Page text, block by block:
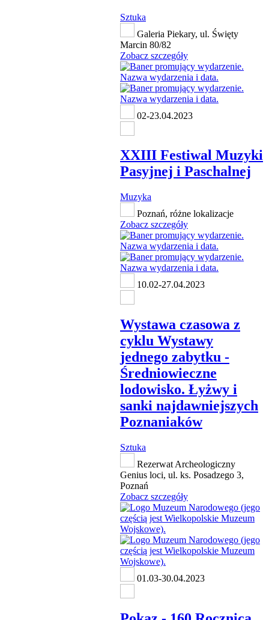
Sztuka
Galeria Piekary, ul. Święty
Marcin 80/82
Zobacz szczegóły
02-23.04.2023
XXIII Festiwal Muzyki
Pasyjnej i Paschalnej
Muzyka
Poznań, różne lokalizacje
Zobacz szczegóły
10.02-27.04.2023
Wystawa czasowa z
cyklu Wystawy
jednego zabytku -
Średniowieczne
lodowisko. Łyżwy i
sanki najdawniejszych
Poznaniaków
Sztuka
Rezerwat Archeologiczny
Genius loci, ul. ks. Posadzego 3,
Poznań
Zobacz szczegóły
01.03-30.04.2023